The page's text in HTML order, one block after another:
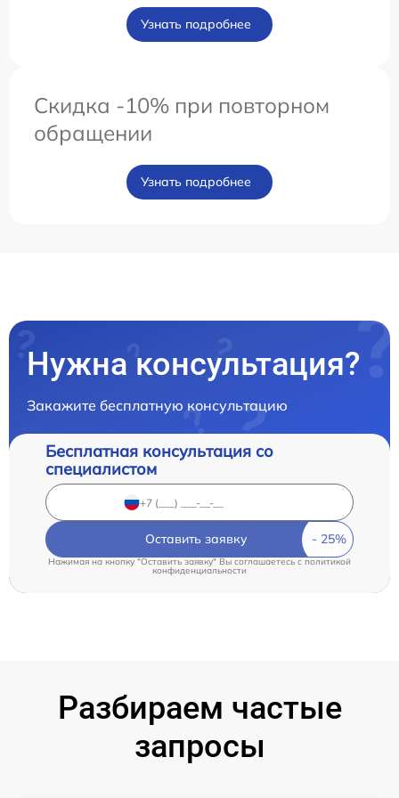
Узнать подробнее
Скидка -10% при повторном
обращении
Узнать подробнее
Нужна консультация?
Закажите бесплатную консультацию
Бесплатная консультация со
специалистом
Оставить заявку
Нажимая на кнопку "Оставить заявку" Вы соглашаетесь c политикой
конфиденциальности
Разбираем частые
запросы